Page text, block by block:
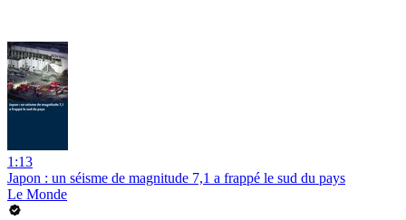
1:13
Japon : un séisme de magnitude 7,1 a frappé le sud du pays
Le Monde